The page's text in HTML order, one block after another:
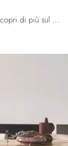
Complementi moderni e tappeti in tessuto: scopri di più sul modello Cave di Calligaris e potrai impreziosire i tuoi interni.